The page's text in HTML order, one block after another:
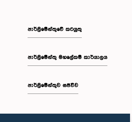
පාර්ලිමේන්තුවේ කටයුතු
පාර්ලිමේන්තු මහලේකම් කාර්යාලය
පාර්ලිමේන්තුව සජීවීව